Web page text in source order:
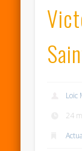
Loic
24